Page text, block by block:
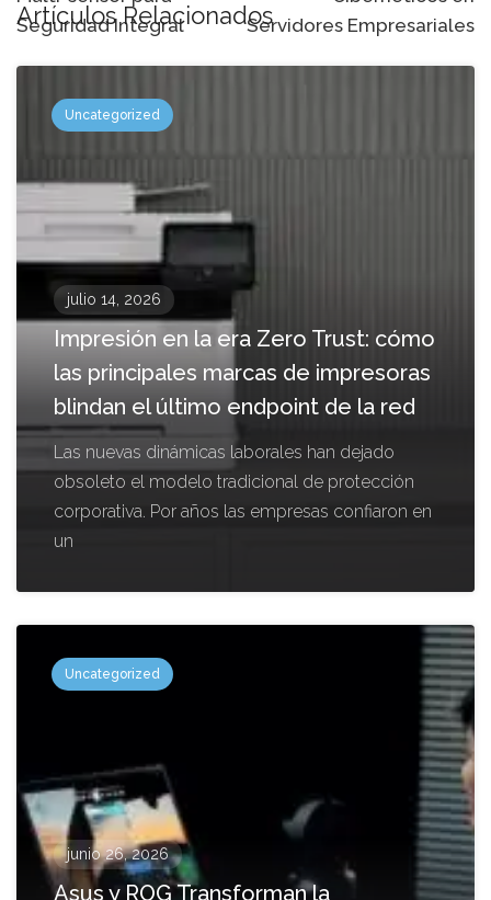
Seguridad Integral
Servidores Empresariales
Artículos Relacionados
Uncategorized
julio 14, 2026
Impresión en la era Zero Trust: cómo
las principales marcas de impresoras
blindan el último endpoint de la red
Las nuevas dinámicas laborales han dejado
obsoleto el modelo tradicional de protección
corporativa. Por años las empresas confiaron en
un
Uncategorized
junio 26, 2026
Asus y ROG Transforman la